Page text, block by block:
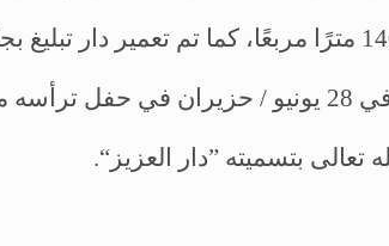
الأمير.
تعالى بتسميته ”دار العزيز“.